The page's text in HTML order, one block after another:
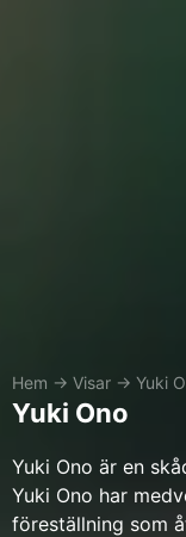
Hem → Visar → Yuki
Yuki Ono
Yuki Ono är en
Yuki Ono har
föreställning som